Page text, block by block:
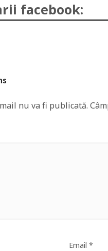
facebook:
nu va fi publicată.
Email *